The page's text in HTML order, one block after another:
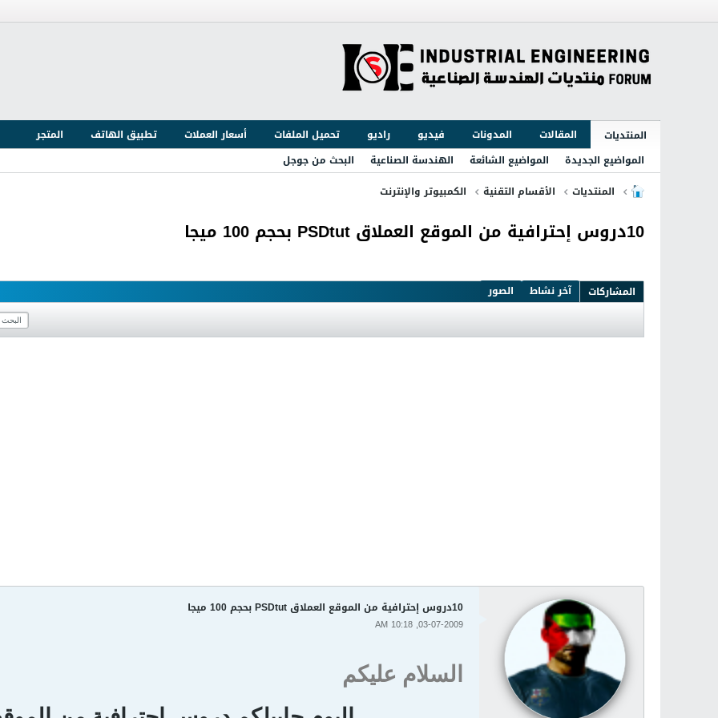
المنتديات المقالات المدونات فيديو راديو تحميل الملفات أسعار العملات تطبيق الهاتف
المتجر
المواضيع الجديدة
المواضيع الشائعة الهندسة الصناعية
البحث من جوجل
المنتديات
الأقسام التقنية الكمبيوتر والإنترنت
10دروس إحترافية من الموقع العملاق PSDtut بحجم 100 ميجا
المشاركات آخر نشاط الصور
10دروس إحترافية من الموقع العملاق PSDtut بحجم 100 ميجا
03-07-2009, 10:18 AM
السلام عليكم